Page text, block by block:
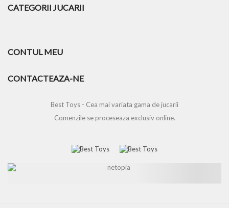
CATEGORII JUCARII
CONTUL MEU
CONTACTEAZA-NE
Best Toys - Cea mai variata gama de jucarii
Comenzile se proceseaza exclusiv online.